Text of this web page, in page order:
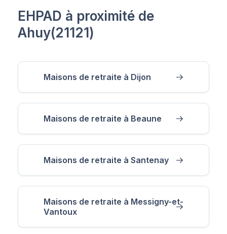
EHPAD à proximité de
Ahuy(21121)
Maisons de retraite à Dijon
Maisons de retraite à Beaune
Maisons de retraite à Santenay
Maisons de retraite à Messigny-et-
Vantoux